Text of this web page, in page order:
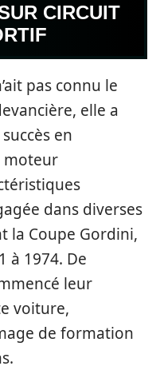
CIRCUIT
pas connu le
elle a
en
moteur
dans diverses
la Coupe Gordini,
à 1974. De
leur
voiture,
de formation